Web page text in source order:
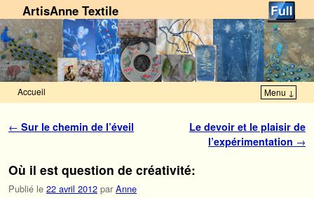
ArtisAnne Textile
Accueil Menu ↓
Navigation des articles
← Sur le chemin de l’éveil
Le devoir et le plaisir de
l’expérimentation →
Où il est question de créativité:
Publié le 22 avril 2012 par Anne